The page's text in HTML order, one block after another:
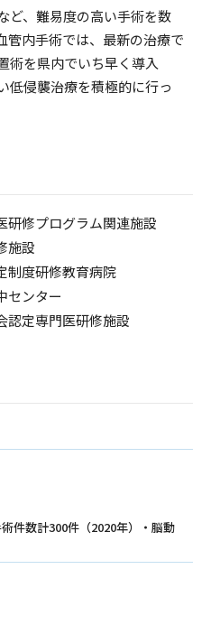
ど、難易度の高い手術を数
管内手術では、最新の治療で
術を県内でいち早く導入
低侵襲治療を積極的に行っ
研修プログラム関連施設
施設
制度研修教育病院
センター
認定専門医研修施設
件数計300件（2020年）・脳動